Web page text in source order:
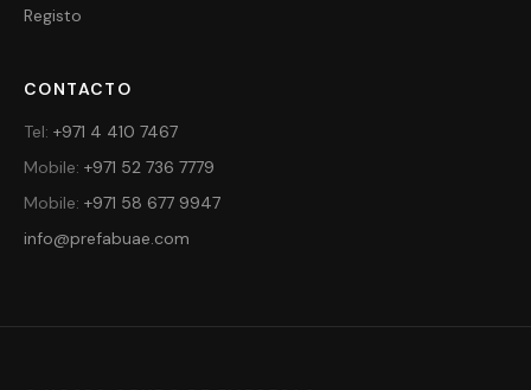
Registo
CONTACTO
Tel: +971 4 410 7467
Mobile: +971 52 736 7779
Mobile: +971 58 677 9947
info@prefabuae.com